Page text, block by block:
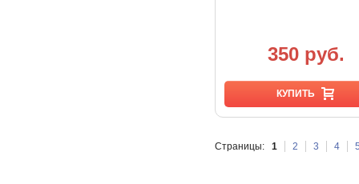
350 руб.
КУПИТЬ
Страницы: 1 2 3 4